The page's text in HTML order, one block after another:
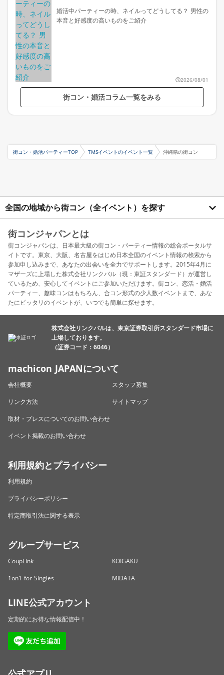
婚活中パーティーの時、ネイルってどうしてる？ 男性の
本音と好感度の高いものをご紹介
2026/08/01
街コン・婚活コラム一覧をみる
街コン・婚活パーティーTOP TMSイベントのイベント一覧 沖縄県の街コン
全国の地域から街コン（全イベント）を探す
街コンジャパンとは
街コンジャパンは、日本最大級の街コン・パーティー情報の総合ポータルサ
イトです。東京、大阪、名古屋をはじめ日本全国のイベント情報の検索から
参加申し込みまで、あなたの出会いを全力でサポートします。2015年4月に
マザーズに上場した株式会社リンクバル（現：東証スタンダード）が運営し
ているため、安心してイベントにご参加いただけます。街コン、恋活・婚活
パーティー、趣味コンはもちろん、合コン形式の少人数イベントまで、あな
たにピッタリのイベントが、いつでも簡単に探せます。
株式会社リンクバルは、東京証券取引所スタンダード市場に
上場しております。
（証券コード：6046）
machicon JAPANについて
会社概要
スタッフ募集
リンク方法
サイトマップ
取材・プレスについてのお問い合わせ
イベント掲載のお問い合わせ
利用規約とプライバシー
利用規約
プライバシーポリシー
特定商取引法に関する表示
グループサービス
CoupLink
KOIGAKU
1on1 for Singles
MiDATA
LINE公式アカウント
定期的にお得な情報配信中！